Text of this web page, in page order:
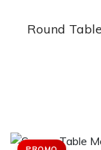
Round